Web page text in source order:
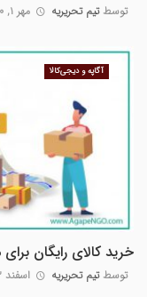
توسطتیم تحریریه مهر ۱, ۱۴۰۰
خرید کالای رایگان
توسطتیم تحریریه اسفند ۳, ۱۳۹۹
آگاپه و دیجی‌کالا